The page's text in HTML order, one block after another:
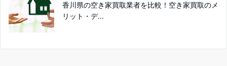
香川県の空き家買取業者を比較！空き家買取のメ
リット・デ...